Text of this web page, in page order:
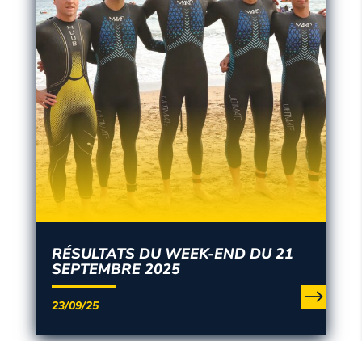
RÉSULTATS DU WEEK-END DU 21
SEPTEMBRE 2025
23/09/25